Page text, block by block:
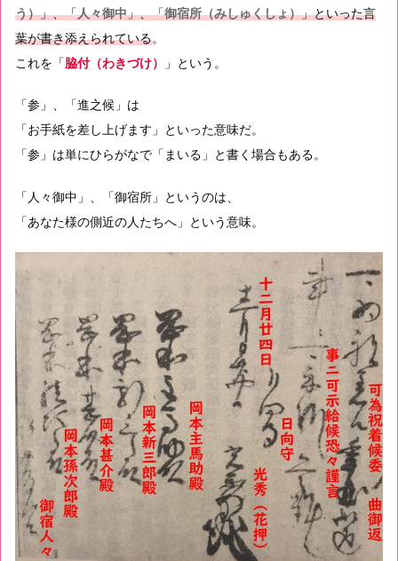
う）」、「人々御中」、「御宿所（みしゅくしょ）」といった言
葉が書き添えられている。
これを「脇付（わきづけ） 」という。
「参」、「進之候」は
「お手紙を差し上げます」といった意味だ。
「参」は単にひらがなで「まいる」と書く場合もある。
「人々御中」、「御宿所」というのは、
「あなた様の側近の人たちへ」という意味。